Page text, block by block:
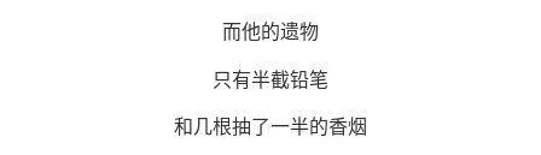
而他的遗物
只有半截铅笔
和几根抽了一半的香烟